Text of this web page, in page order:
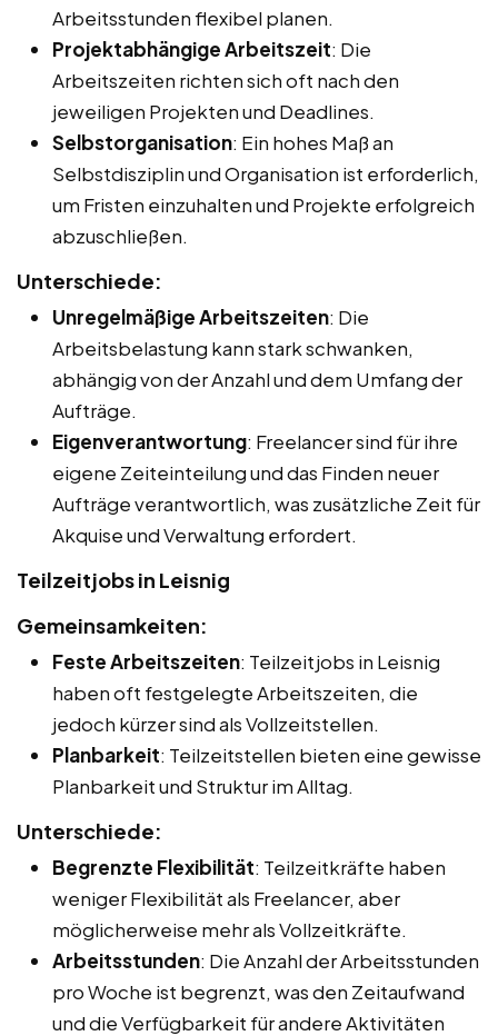
Arbeitsstunden flexibel planen.
Projektabhängige Arbeitszeit: Die
Arbeitszeiten richten sich oft nach den
jeweiligen Projekten und Deadlines.
Selbstorganisation: Ein hohes Maß an
Selbstdisziplin und Organisation ist erforderlich,
um Fristen einzuhalten und Projekte erfolgreich
abzuschließen.
Unterschiede:
Unregelmäßige Arbeitszeiten: Die
Arbeitsbelastung kann stark schwanken,
abhängig von der Anzahl und dem Umfang der
Aufträge.
Eigenverantwortung: Freelancer sind für ihre
eigene Zeiteinteilung und das Finden neuer
Aufträge verantwortlich, was zusätzliche Zeit für
Akquise und Verwaltung erfordert.
Teilzeitjobs in Leisnig
Gemeinsamkeiten:
Feste Arbeitszeiten: Teilzeitjobs in Leisnig
haben oft festgelegte Arbeitszeiten, die
jedoch kürzer sind als Vollzeitstellen.
Planbarkeit: Teilzeitstellen bieten eine gewisse
Planbarkeit und Struktur im Alltag.
Unterschiede:
Begrenzte Flexibilität: Teilzeitkräfte haben
weniger Flexibilität als Freelancer, aber
möglicherweise mehr als Vollzeitkräfte.
Arbeitsstunden: Die Anzahl der Arbeitsstunden
pro Woche ist begrenzt, was den Zeitaufwand
und die Verfügbarkeit für andere Aktivitäten